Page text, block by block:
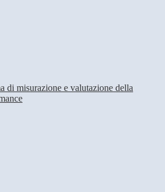
di misurazione e valutazione della